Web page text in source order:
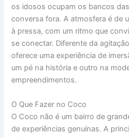
os idosos ocupam os bancos
conversa fora. A atmosfera é de
à pressa, com um ritmo que
se conectar. Diferente da
oferece uma experiência de
um pé na história e outro na
empreendimentos.
O Que Fazer no Coco
O Coco não é um bairro de
de experiências genuínas. A